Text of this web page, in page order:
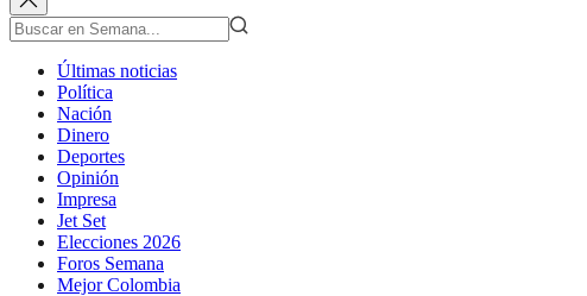
Últimas noticias
Política
Nación
Dinero
Deportes
Opinión
Impresa
Jet Set
Elecciones 2026
Foros Semana
Mejor Colombia